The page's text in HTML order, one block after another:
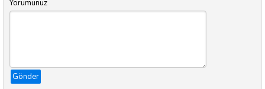
Yorumunuz
Gönder